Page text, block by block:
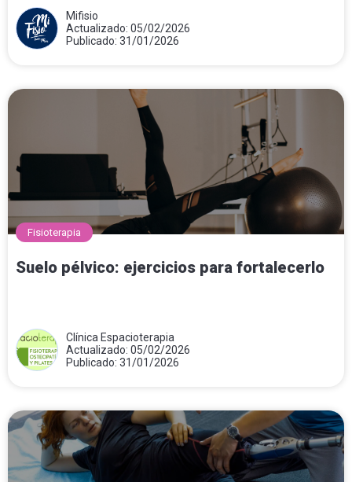
Mifisio
Actualizado: 05/02/2026
Publicado: 31/01/2026
Fisioterapia
Suelo pélvico: ejercicios para fortalecerlo
Clínica Espacioterapia
Actualizado: 05/02/2026
Publicado: 31/01/2026